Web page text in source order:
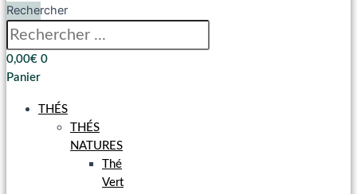
Rechercher
0,00€ 0
Panier
THÉS
THÉS
NATURES
Thé
Vert